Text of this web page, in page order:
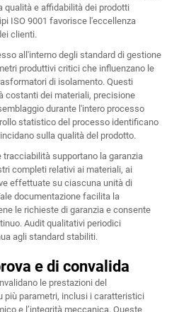
qualità e affidabilità dei prodotti
ISO 9001 favorisce l'eccellenza
clienti.
all'interno degli standard di gestione
produttivi critici che influenzano le
di isolamento. Questi
costanti dei materiali, precisione
durante l'intero processo
statistico del processo identificano
sulla qualità del prodotto.
supportano la garanzia
completi relativi ai materiali, ai
effettuate su ciascuna unità di
documentazione facilita la
le richieste di garanzia e consente
Audit qualitativi periodici
agli standard stabiliti.
e di convalida
le prestazioni del
più parametri, inclusi i caratteristici
e l’integrità meccanica. Queste